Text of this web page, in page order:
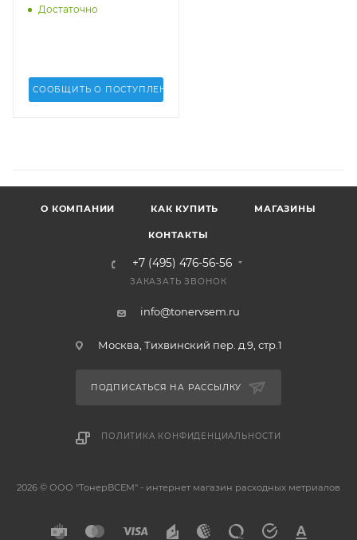
универсальный (850 г.)
Достаточно
СООБЩИТЬ О ПОСТУПЛЕНИИ
О КОМПАНИИ КАК КУПИТЬ МАГАЗИНЫ
КОНТАКТЫ
+7 (495) 476-56-56
ЗАКАЗАТЬ ЗВОНОК
info@tonervsem.ru
Москва, Тихвинский пер. д.9, стр.1
ПОДПИСАТЬСЯ НА РАССЫЛКУ
ПОЛИТИКА КОНФИДЕНЦИАЛЬНОСТИ
2026 © ООО "ТонерВСЕМ" - интернет магазин расходных метриалов